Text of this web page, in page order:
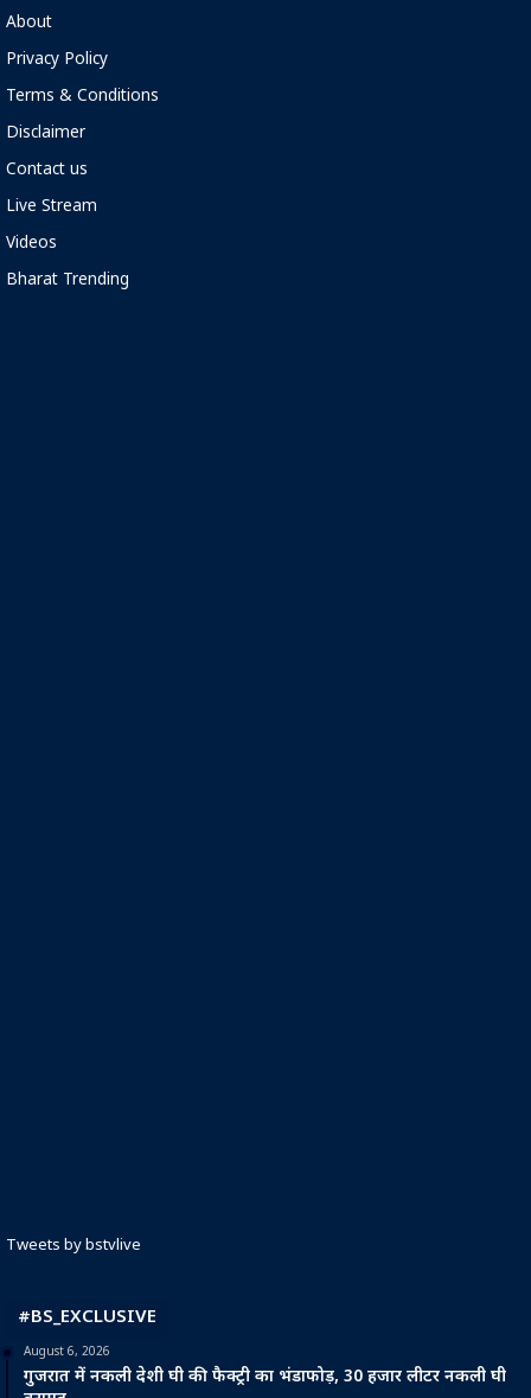
About
Privacy Policy
Terms & Conditions
Disclaimer
Contact us
Live Stream
Videos
Bharat Trending
Tweets by bstvlive
#BS_EXCLUSIVE
August 6, 2026
गुजरात में नकली देशी घी की फैक्ट्री का भंडाफोड़, 30 हजार लीटर नकली घी